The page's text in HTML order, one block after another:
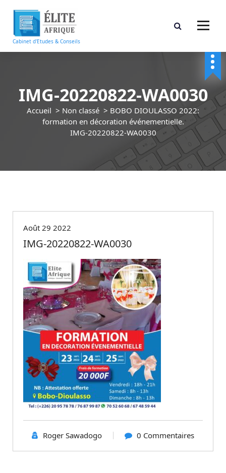
r
Cabinet d'Etudes & Conseils
IMG-20220822-WA0030
Accueil > Non classé > BOBO DIOULASSO 2022:
formation en décoration événementielle.
IMG-20220822-WA0030
Août 29 2022
IMG-20220822-WA0030
Roger Sawadogo 0 Commentaires